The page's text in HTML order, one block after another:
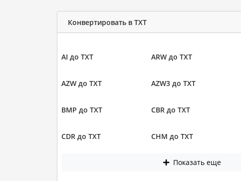
Конвертировать в TXT
AI до TXT ARW до TXT
AZW до TXT AZW3 до TXT
BMP до TXT CBR до TXT
CDR до TXT CHM до TXT
Показать еще